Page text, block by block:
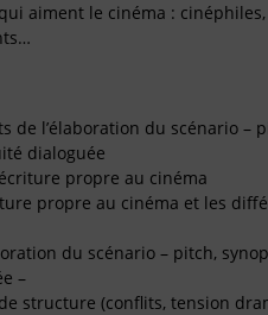
aiment le cinéma :
de l’élaboration du scénario –
dialoguée
propre au cinéma
propre au cinéma et les
du scénario – pitch,
–
structure (conflits, tension